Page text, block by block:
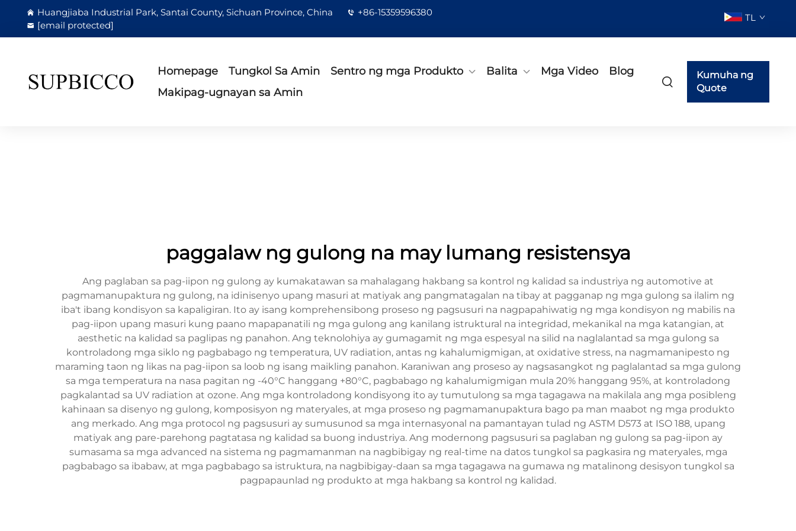
Huangjiaba Industrial Park, Santai County, Sichuan Province, China
+86-15359596380
[email protected]
TL
Homepage Tungkol Sa Amin Sentro ng mga Produkto Balita Mga Video
Blog
Makipag-ugnayan sa Amin
Kumuha ng
Quote
paggalaw ng gulong na may lumang resistensya
Ang paglaban sa pag-iipon ng gulong ay kumakatawan sa mahalagang hakbang sa kontrol ng kalidad sa industriya ng automotive at
pagmamanupaktura ng gulong, na idinisenyo upang masuri at matiyak ang pangmatagalan na tibay at pagganap ng mga gulong sa ilalim ng
iba't ibang kondisyon sa kapaligiran. Ito ay isang komprehensibong proseso ng pagsusuri na nagpapahiwatig ng mga kondisyon ng mabilis na
pag-iipon upang masuri kung paano mapapanatili ng mga gulong ang kanilang istruktural na integridad, mekanikal na mga katangian, at
aesthetic na kalidad sa paglipas ng panahon. Ang teknolohiya ay gumagamit ng mga espesyal na silid na naglalantad sa mga gulong sa
kontroladong mga siklo ng pagbabago ng temperatura, UV radiation, antas ng kahalumigmigan, at oxidative stress, na nagmamanipesto ng
maraming taon ng likas na pag-iipon sa loob ng isang maikling panahon. Karaniwan ang proseso ay nagsasangkot ng paglalantad sa mga gulong
sa mga temperatura na nasa pagitan ng -40°C hanggang +80°C, pagbabago ng kahalumigmigan mula 20% hanggang 95%, at kontroladong
pagkalantad sa UV radiation at ozone. Ang mga kontroladong kondisyong ito ay tumutulong sa mga tagagawa na makilala ang mga posibleng
kahinaan sa disenyo ng gulong, komposisyon ng materyales, at mga proseso ng pagmamanupaktura bago pa man maabot ng mga produkto
ang merkado. Ang mga protocol ng pagsusuri ay sumusunod sa mga internasyonal na pamantayan tulad ng ASTM D573 at ISO 188, upang
matiyak ang pare-parehong pagtatasa ng kalidad sa buong industriya. Ang modernong pagsusuri sa paglaban ng gulong sa pag-iipon ay
sumasama sa mga advanced na sistema ng pagmamanman na nagbibigay ng real-time na datos tungkol sa pagkasira ng materyales, mga
pagbabago sa ibabaw, at mga pagbabago sa istruktura, na nagbibigay-daan sa mga tagagawa na gumawa ng matalinong desisyon tungkol sa
pagpapaunlad ng produkto at mga hakbang sa kontrol ng kalidad.